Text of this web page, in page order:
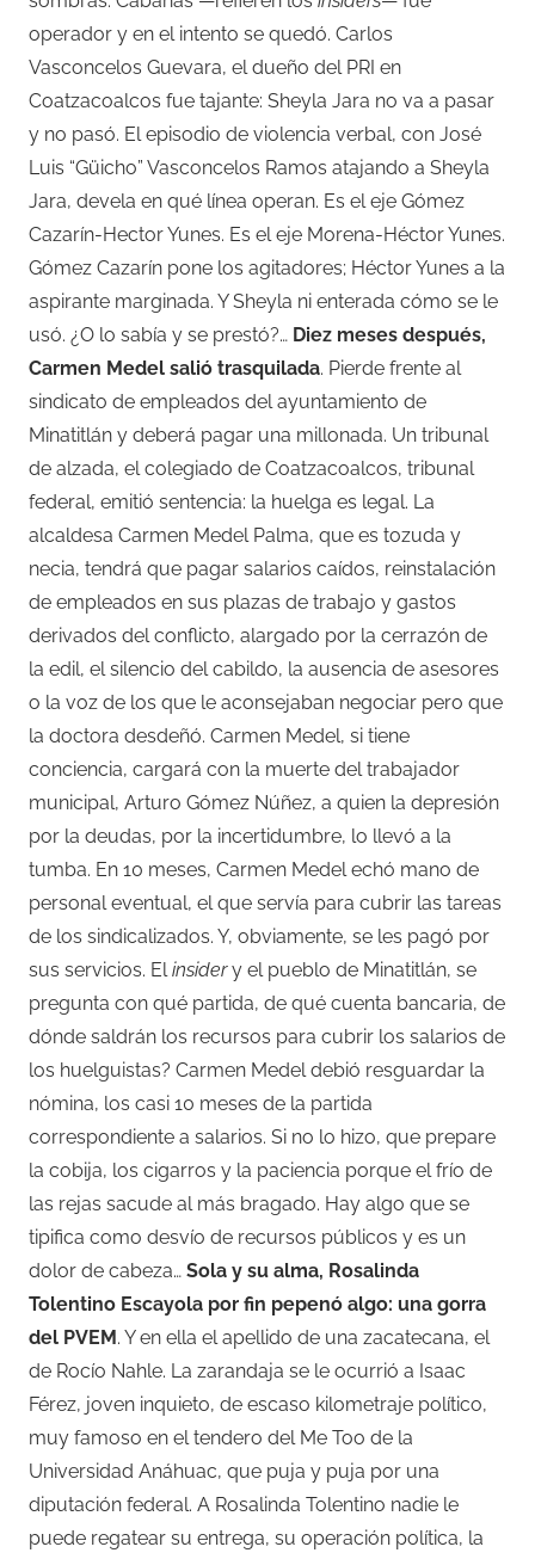
operador y en el intento se quedó. Carlos
Vasconcelos Guevara, el dueño del PRI en
Coatzacoalcos fue tajante: Sheyla Jara no va a pasar
y no pasó. El episodio de violencia verbal, con José
Luis “Güicho” Vasconcelos Ramos atajando a Sheyla
Jara, devela en qué línea operan. Es el eje Gómez
Cazarín-Hector Yunes. Es el eje Morena-Héctor Yunes.
Gómez Cazarín pone los agitadores; Héctor Yunes a la
aspirante marginada. Y Sheyla ni enterada cómo se le
usó. ¿O lo sabía y se prestó?… Diez meses después,
Carmen Medel salió trasquilada. Pierde frente al
sindicato de empleados del ayuntamiento de
Minatitlán y deberá pagar una millonada. Un tribunal
de alzada, el colegiado de Coatzacoalcos, tribunal
federal, emitió sentencia: la huelga es legal. La
alcaldesa Carmen Medel Palma, que es tozuda y
necia, tendrá que pagar salarios caídos, reinstalación
de empleados en sus plazas de trabajo y gastos
derivados del conflicto, alargado por la cerrazón de
la edil, el silencio del cabildo, la ausencia de asesores
o la voz de los que le aconsejaban negociar pero que
la doctora desdeñó. Carmen Medel, si tiene
conciencia, cargará con la muerte del trabajador
municipal, Arturo Gómez Núñez, a quien la depresión
por la deudas, por la incertidumbre, lo llevó a la
tumba. En 10 meses, Carmen Medel echó mano de
personal eventual, el que servía para cubrir las tareas
de los sindicalizados. Y, obviamente, se les pagó por
sus servicios. Elinsidery el pueblo de Minatitlán, se
pregunta con qué partida, de qué cuenta bancaria, de
dónde saldrán los recursos para cubrir los salarios de
los huelguistas? Carmen Medel debió resguardar la
nómina, los casi 10 meses de la partida
correspondiente a salarios. Si no lo hizo, que prepare
la cobija, los cigarros y la paciencia porque el frío de
las rejas sacude al más bragado. Hay algo que se
tipifica como desvío de recursos públicos y es un
dolor de cabeza… Sola y su alma, Rosalinda
Tolentino Escayola por fin pepenó algo: una gorra
del PVEM . Y en ella el apellido de una zacatecana, el
de Rocío Nahle. La zarandaja se le ocurrió a Isaac
Férez, joven inquieto, de escaso kilometraje político,
muy famoso en el tendero del Me Too de la
Universidad Anáhuac, que puja y puja por una
diputación federal. A Rosalinda Tolentino nadie le
puede regatear su entrega, su operación política, la